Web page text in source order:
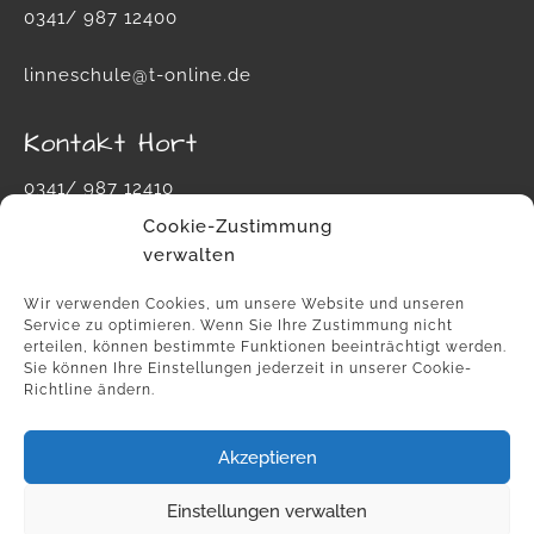
Cookie-Zustimmung
verwalten
Wir verwenden Cookies, um unsere Website und unseren
Service zu optimieren. Wenn Sie Ihre Zustimmung nicht
erteilen, können bestimmte Funktionen beeinträchtigt werden.
Sie können Ihre Einstellungen jederzeit in unserer Cookie-
Richtline ändern.
Akzeptieren
Einstellungen verwalten
0341/ 987 12400
linneschule@t-online.de
Kontakt Hort
0341/ 987 12410
hort-carl-von-linne-schule@leipzig.de